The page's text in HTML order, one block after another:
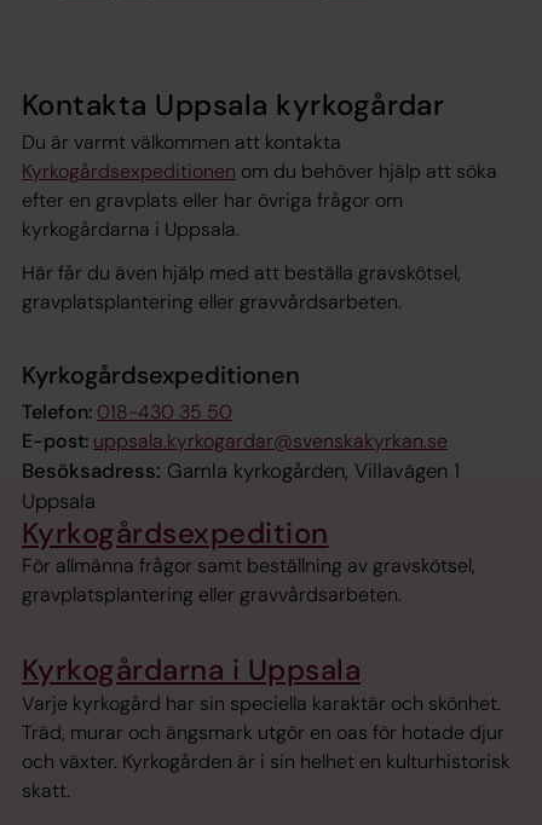
Kontakta Uppsala kyrkogårdar
Du är varmt välkommen att kontakta
Kyrkogårdsexpeditionen om du behöver hjälp att söka
efter en gravplats eller har övriga frågor om
kyrkogårdarna i Uppsala.
Här får du även hjälp med att beställa gravskötsel,
gravplatsplantering eller gravvårdsarbeten.
Kyrkogårdsexpeditionen
Telefon: 018-430 35 50
E-post: uppsala.kyrkogardar@svenskakyrkan.se
Besöksadress: Gamla kyrkogården, Villavägen 1
Uppsala
Kyrkogårdsexpedition
För allmänna frågor samt beställning av gravskötsel,
gravplatsplantering eller gravvårdsarbeten.
Kyrkogårdarna i Uppsala
Varje kyrkogård har sin speciella karaktär och skönhet.
Träd, murar och ängsmark utgör en oas för hotade djur
och växter. Kyrkogården är i sin helhet en kulturhistorisk
skatt.